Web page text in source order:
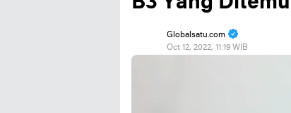
Globalsatu.com
Oct 12, 2022, 11:19 WIB